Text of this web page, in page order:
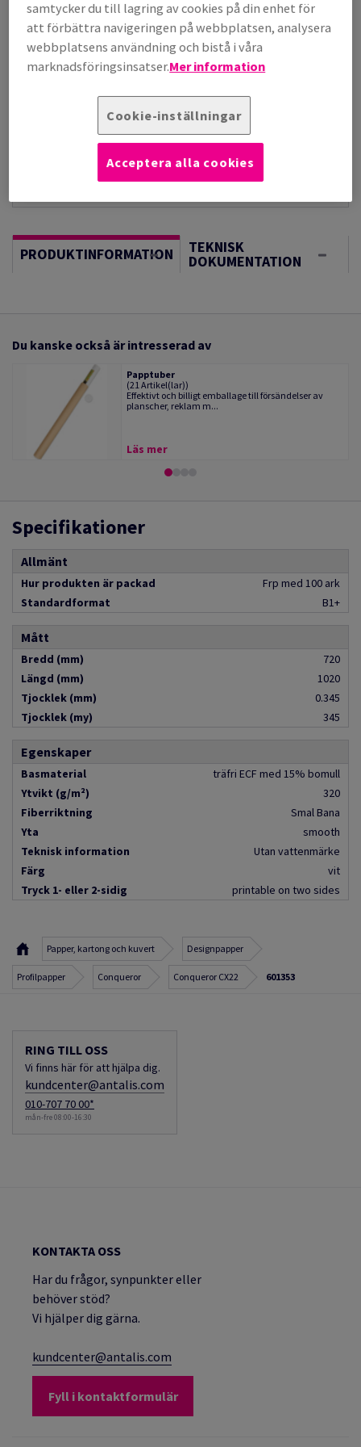
(235 kg )
I LAGER, LÄNGRE LEVERANS, FÖRVÄNTAT LEV.DATUM
17/08/2026
Vägledning om enheter
PRODUKTINFORMATION TEKNISK
DOKUMENTATION
Du kanske också är intresserad av
Papptuber
(21 Artikel(lar))
Effektivt och billigt emballage till försändelser av
planscher, reklam m...
Läs mer
Specifikationer
Allmänt
Hur produkten är packad
Frp med 100 ark
Standardformat
B1+
Mått
Bredd (mm)
720
Längd (mm)
1020
Tjocklek (mm)
0.345
Tjocklek (my)
345
Egenskaper
Basmaterial
träfri ECF med 15% bomull
Ytvikt (g/m²)
320
Fiberriktning
Smal Bana
Yta
smooth
Teknisk information
Utan vattenmärke
Färg
vit
Tryck 1- eller 2-sidig
printable on two sides
Papper, kartong och kuvert Designpapper
Profilpapper Conqueror Conqueror CX22 601353
RING TILL OSS
Vi finns här för att hjälpa dig.
kundcenter@antalis.com
010-707 70 00*
mån-fre 08:00-16:30
KONTAKTA OSS
Har du frågor, synpunkter eller
behöver stöd?
Vi hjälper dig gärna.
kundcenter@antalis.com
Fyll i kontaktformulär
samtycker du till lagring av cookies på din enhet för
att förbättra navigeringen på webbplatsen, analysera
webbplatsens användning och bistå i våra
marknadsföringsinsatser.Mer information
Cookie-inställningar
Acceptera alla cookies